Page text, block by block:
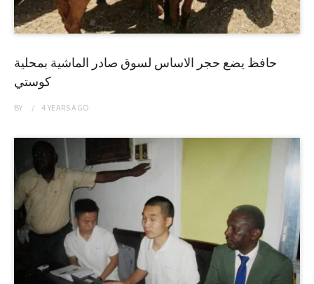
حافظ يضع حجر الاساس لسوق صادر الماشية بمحلية
كوستي
BY 4 YEARSAGO